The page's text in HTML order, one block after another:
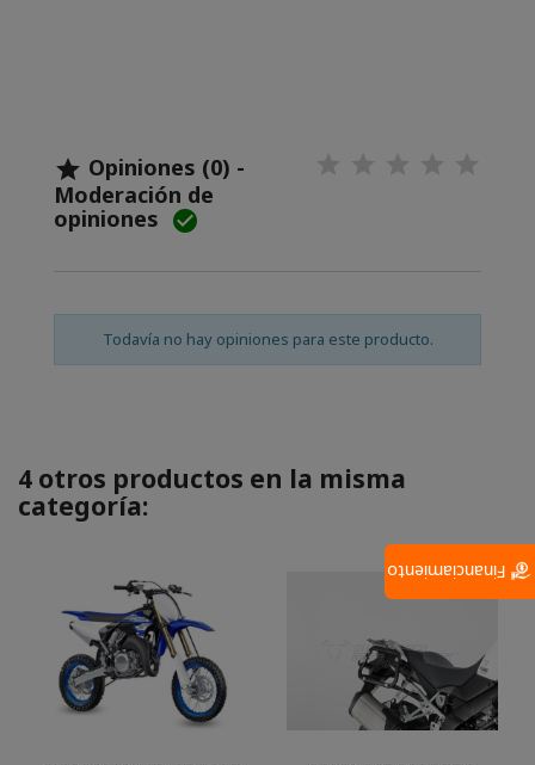
 Opiniones (0) -
Moderación de
opiniones 
Todavía no hay opiniones para este producto.
4 otros productos en la misma
categoría:
Financiamiento